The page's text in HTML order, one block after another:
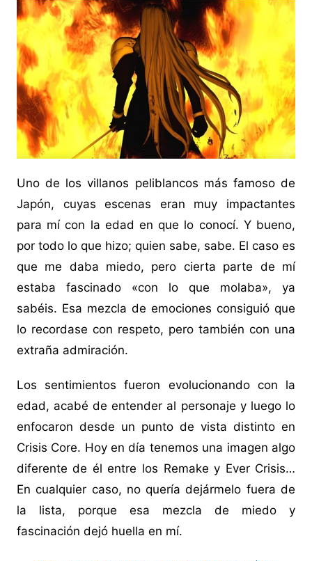
Uno de los villanos peliblancos más famoso de
Japón, cuyas escenas eran muy impactantes
para mí con la edad en que lo conocí. Y bueno,
por todo lo que hizo; quien sabe, sabe. El caso es
que me daba miedo, pero cierta parte de mí
estaba fascinado «con lo que molaba», ya
sabéis. Esa mezcla de emociones consiguió que
lo recordase con respeto, pero también con una
extraña admiración.
Los sentimientos fueron evolucionando con la
edad, acabé de entender al personaje y luego lo
enfocaron desde un punto de vista distinto en
Crisis Core. Hoy en día tenemos una imagen algo
diferente de él entre los Remake y Ever Crisis…
En cualquier caso, no quería dejármelo fuera de
la lista, porque esa mezcla de miedo y
fascinación dejó huella en mí.